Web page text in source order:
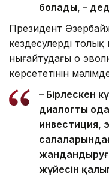
болады, –
Президент
кездесулердің
нығайтудағы оң
көрсететінін
– Бірлескен
диалогты
инвестиция,
жүйесін